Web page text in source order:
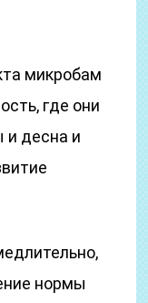
микробам
где они
десна и
нормы